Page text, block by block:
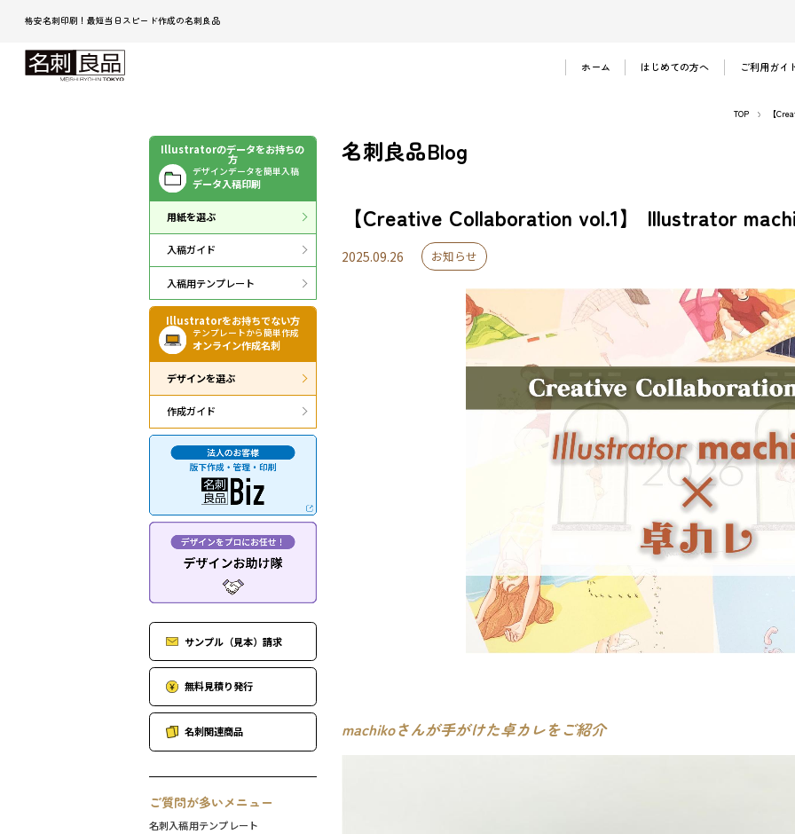
格安名刺印刷！最短当日スピード作成の名刺良品
ホーム はじめての方へ ご利用ガイ
TOP 【
Illustratorのデータをお持ちの
方
デザインデータを簡単入稿
データ入稿印刷
用紙を選ぶ
入稿ガイド
入稿用テンプレート
Illustratorをお持ちでない方
テンプレートから簡単作成
オンライン作成名刺
デザインを選ぶ
作成ガイド
サンプル（見本）請求
無料見積り発行
名刺関連商品
ご質問が多いメニュー
名刺入稿用テンプレート
名刺良品Blog
【Creative Collaboration vol.1】 Illustrator
2025.09.26 お知らせ
machikoさんが手がけた卓カレをご紹介